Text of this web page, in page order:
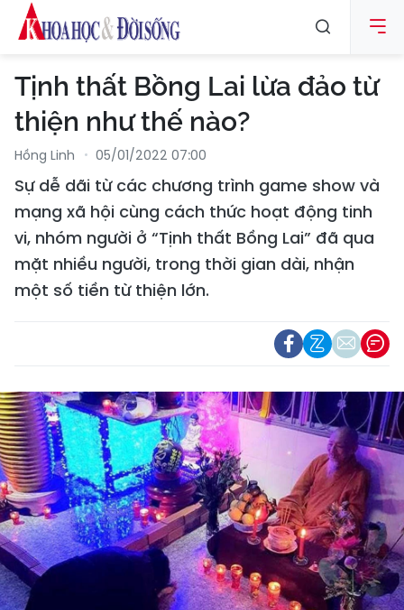
Tịnh thất Bồng Lai lừa đảo từ
thiện như thế nào?
Hồng Linh 05/01/2022 07:00
Sự dễ dãi từ các chương trình game show và
mạng xã hội cùng cách thức hoạt động tinh
vi, nhóm người ở “Tịnh thất Bồng Lai” đã qua
mặt nhiều người, trong thời gian dài, nhận
một số tiền từ thiện lớn.